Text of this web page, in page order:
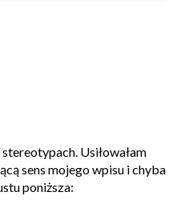
Usiłowałam
sens mojego wpisu i chyba
poniższa: